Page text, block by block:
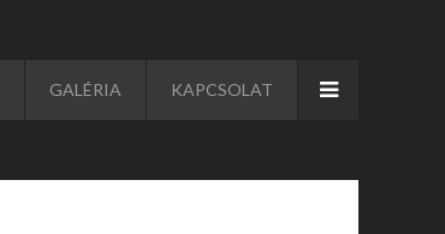
GALÉRIA KAPCSOLAT